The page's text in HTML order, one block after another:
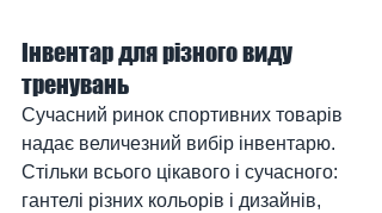
Інвентар для різного виду
тренувань
Сучасний ринок спортивних товарів
надає величезний вибір інвентарю.
Стільки всього цікавого і сучасного:
гантелі різних кольорів і дизайнів,